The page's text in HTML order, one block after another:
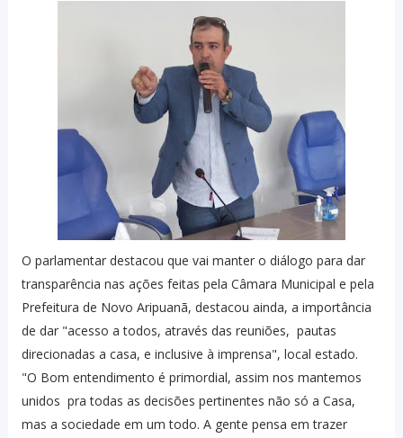
O parlamentar destacou que vai manter o diálogo para dar
transparência nas ações feitas pela Câmara Municipal e pela
Prefeitura de Novo Aripuanã, destacou ainda, a importância
de dar "acesso a todos, através das reuniões, pautas
direcionadas a casa, e inclusive à imprensa", local estado.
"O Bom entendimento é primordial, assim nos mantemos
unidos pra todas as decisões pertinentes não só a Casa,
mas a sociedade em um todo. A gente pensa em trazer